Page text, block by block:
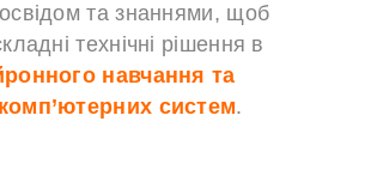
та знаннями, щоб
технічні рішення в
навчання та
систем.